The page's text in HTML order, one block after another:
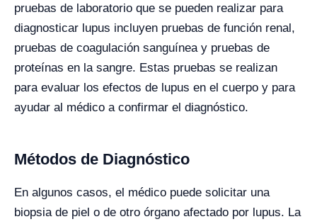
pruebas de laboratorio que se pueden realizar para
diagnosticar lupus incluyen pruebas de función renal,
pruebas de coagulación sanguínea y pruebas de
proteínas en la sangre. Estas pruebas se realizan
para evaluar los efectos de lupus en el cuerpo y para
ayudar al médico a confirmar el diagnóstico.
Métodos de Diagnóstico
En algunos casos, el médico puede solicitar una
biopsia de piel o de otro órgano afectado por lupus. La